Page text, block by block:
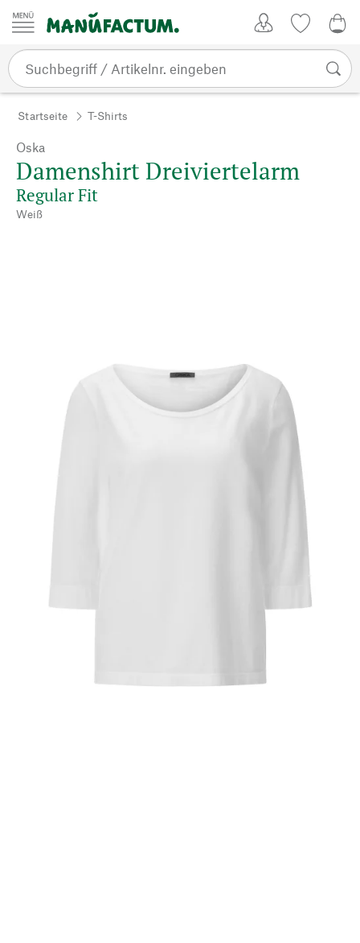
Zum Inhalt springen
Startseite T-Shirts
Oska
Damenshirt Dreiviertelarm
Regular Fit
Weiß